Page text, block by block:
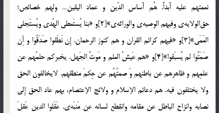
نعمتهم عليه أَبداً. هُم أَساس الدّين و عماد اليقين… ولهم خصائص؛
حق‎الولايه‌ي وفيهم الوصيه‌ي والوراثه‌ي»[2]و «بنا يُستَعطي الهُدي ويُستَجلي
العَمَي»[3]و «فيهم كرائم القران و هم كنوز الرحمان. إِن نَطَقوا صَدَقُوا و أِن
صَمَتُوا لم يُسبَقوا»[4]و «هم عَيشُ العلم و مَوتُ الجَهل. يخبركم حلمُهم عن
علمِهم و ظاهرهم عن باطنهم وَ صمتُهُم عن حِكمَ منطقهم. لايخالفون الحق
ولا يختلفون فيه. هم دعائم الإسلام و ولائج الإعتصام، بهم عاد الحق إِلي
نصابه وانزاح الباطل عن مقامه وانقطع لسانه عن مَنبَه‌ي. عَقَلوا الدين عَقلَ